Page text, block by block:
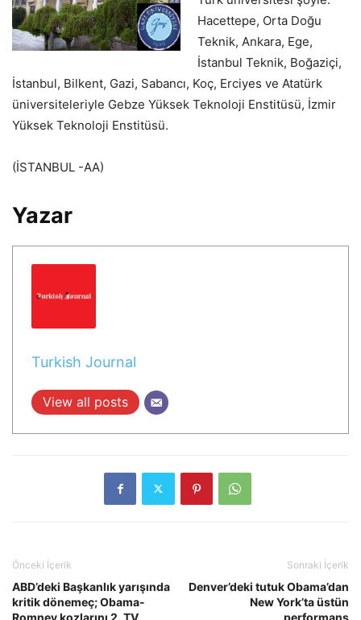
Hacettepe, Orta Doğu
Teknik, Ankara, Ege,
İstanbul Teknik, Boğaziçi,
İstanbul, Bilkent, Gazi, Sabancı, Koç, Erciyes ve Atatürk
üniversiteleriyle Gebze Yüksek Teknoloji Enstitüsü, İzmir
Yüksek Teknoloji Enstitüsü.
(İSTANBUL -AA)
Yazar
Turkish Journal
View all posts
Önceki İçerik
ABD’deki Başkanlık yarışında
kritik dönemeç; Obama-
Romney kozlarını 2. TV
Sonraki İçerik
Denver’deki tutuk Obama’dan
New York’ta üstün
performans